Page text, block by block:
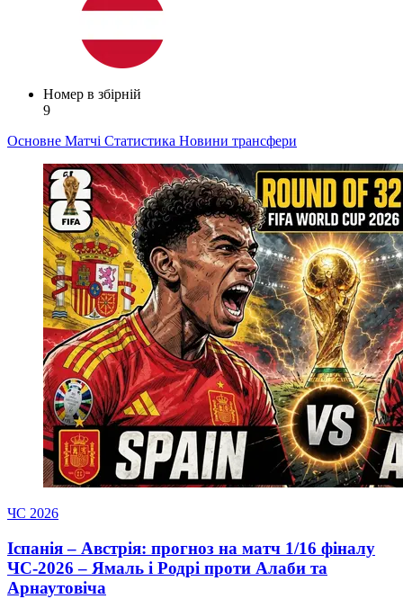
Номер в збірній
9
Основне Матчі Статистика Новини трансфери
ЧС 2026
Іспанія – Австрія: прогноз на матч 1/16 фіналу
ЧС-2026 – Ямаль і Родрі проти Алаби та
Арнаутовіча